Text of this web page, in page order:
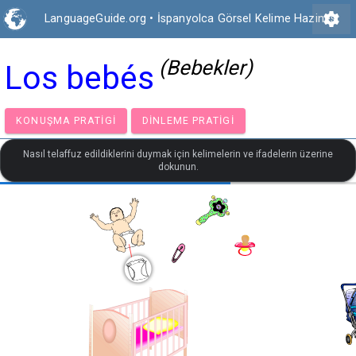
LanguageGuide.org • İspanyolca Görsel Kelime Hazinesi
settings
Los bebés (Bebekler)
KONUŞMA PRATIGI DINLEME PRATIGI
Nasıl telaffuz edildiklerini duymak için kelimelerin ve ifadelerin üzerine
dokunun.